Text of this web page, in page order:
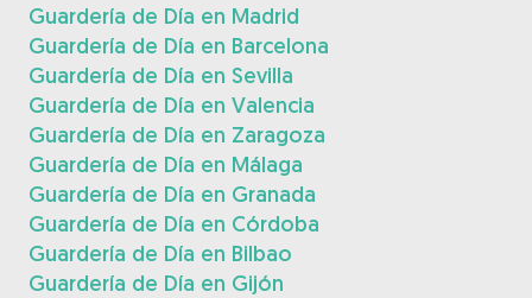
Guardería de Día en Madrid
Guardería de Día en Barcelona
Guardería de Día en Sevilla
Guardería de Día en Valencia
Guardería de Día en Zaragoza
Guardería de Día en Málaga
Guardería de Día en Granada
Guardería de Día en Córdoba
Guardería de Día en Bilbao
Guardería de Día en Gijón